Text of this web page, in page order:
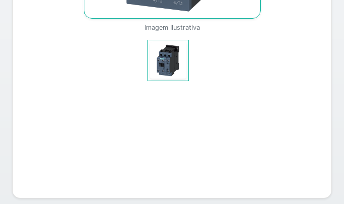
Imagem Ilustrativa